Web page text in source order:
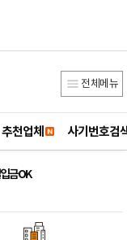
전체메뉴
천업체 사기번호검
금OK